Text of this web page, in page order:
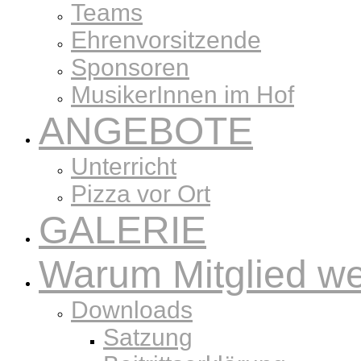
Teams
Ehrenvorsitzende
Sponsoren
MusikerInnen im Hof
ANGEBOTE
Unterricht
Pizza vor Ort
GALERIE
Warum Mitglied
Downloads
Satzung